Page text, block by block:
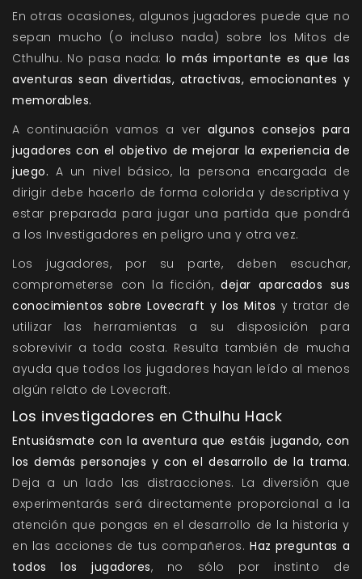
En otras ocasiones, algunos jugadores puede que no
sepan mucho (o incluso nada) sobre los Mitos de
Cthulhu. No pasa nada: lo más importante es que las
aventuras sean divertidas, atractivas, emocionantes y
memorables.
A continuación vamos a ver algunos consejos para
jugadores con el objetivo de mejorar la experiencia de
juego. A un nivel básico, la persona encargada de
dirigir debe hacerlo de forma colorida y descriptiva y
estar preparada para jugar una partida que pondrá
a los Investigadores en peligro una y otra vez.
Los jugadores, por su parte, deben escuchar,
comprometerse con la ficción,dejar aparcados sus
conocimientos sobre Lovecraft y los Mitos y tratar de
utilizar las herramientas a su disposición para
sobrevivir a toda costa. Resulta también de mucha
ayuda que todos los jugadores hayan leído al menos
algún relato de Lovecraft.
Los investigadores en Cthulhu Hack
Entusiásmate con la aventura que estáis jugando, con
los demás personajes y con el desarrollo de la trama.
Deja a un lado las distracciones. La diversión que
experimentarás será directamente proporcional a la
atención que pongas en el desarrollo de la historia y
en las acciones de tus compañeros. Haz preguntas a
todos los jugadores, no sólo por instinto de